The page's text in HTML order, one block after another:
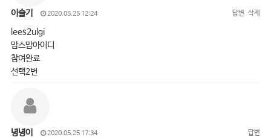
이슬기 2020.05.25 12:24 답변 삭제
lees2ulgi
맘스맘아이디
참여완료
선택2번
녕녕이 2020.05.25 17:34 답변